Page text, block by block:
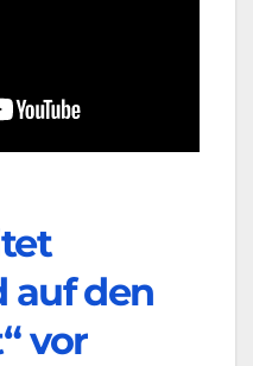
auf den
vor